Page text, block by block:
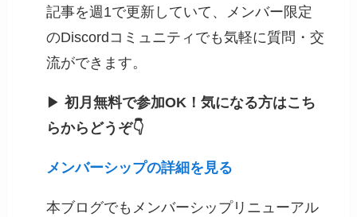
記事を週1で更新していて、メンバー限定
のDiscordコミュニティでも気軽に質問・交
流ができます。
▶初月無料で参加OK！気になる方はこち
らからどうぞ👇
メンバーシップの詳細を見る
本ブログでもメンバーシップリニューアル